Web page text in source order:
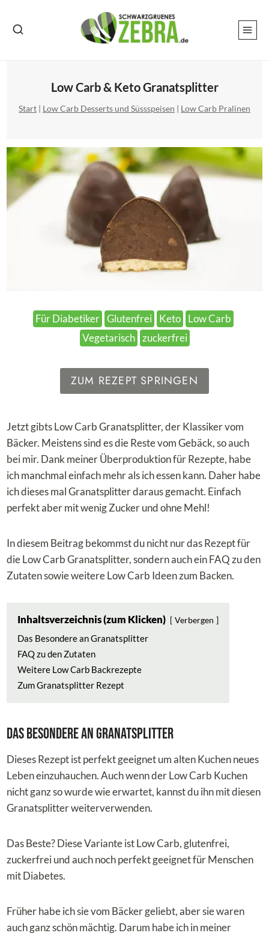
Inhalt
Low Carb & Keto Granatsplitter
Start | Low Carb Desserts und Süssspeisen | Low Carb Pralinen
Für Diabetiker Glutenfrei Keto
Low Carb
Vegetarisch zuckerfrei
ZUM REZEPT SPRINGEN
Jetzt gibts Low Carb Granatsplitter, der Klassiker vom
Bäcker. Meistens sind es die Reste vom Gebäck, so auch
bei mir. Dank meiner Überproduktion für Rezepte, habe
ich manchmal einfach mehr als ich essen kann. Daher habe
ich dieses mal Granatsplitter daraus gemacht. Einfach
perfekt aber mit wenig Zucker und ohne Mehl!
In diesem Beitrag bekommst du nicht nur das Rezept für
die Low Carb Granatsplitter, sondern auch ein FAQ zu den
Zutaten sowie weitere Low Carb Ideen zum Backen.
Inhaltsverzeichnis (zum Klicken) Verbergen
Das Besondere an Granatsplitter
FAQ zu den Zutaten
Weitere Low Carb Backrezepte
Zum Granatsplitter Rezept
Das Besondere an Granatsplitter
Dieses Rezept ist perfekt geeignet um alten Kuchen neues
Leben einzuhauchen. Auch wenn der Low Carb Kuchen
nicht ganz so wurde wie erwartet, kannst du ihn mit diesen
Granatsplitter weiterverwenden.
Das Beste? Diese Variante ist Low Carb, glutenfrei,
zuckerfrei und auch noch perfekt geeignet für Menschen
mit Diabetes.
Früher habe ich sie vom Bäcker geliebt, aber sie waren
auch ganz schön mächtig. Darum habe ich in meiner